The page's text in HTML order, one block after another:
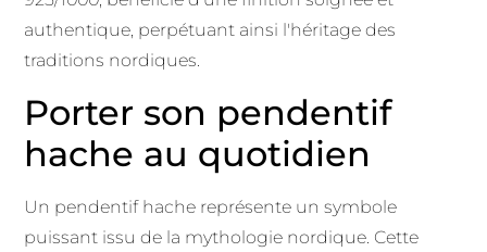
authentique, perpétuant ainsi l'héritage des
traditions nordiques.
Porter son pendentif
hache au quotidien
Un pendentif hache représente un symbole
puissant issu de la mythologie nordique. Cette